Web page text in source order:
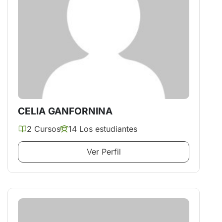
CELIA GANFORNINA
2 Cursos 14 Los estudiantes
Ver Perfil